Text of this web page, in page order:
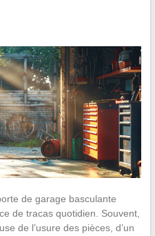
de garage basculante
de tracas quotidien. Souvent,
de l’usure des pièces, d’un